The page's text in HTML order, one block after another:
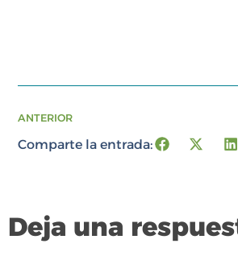
ANTERIOR
Comparte la entrada:
Deja una